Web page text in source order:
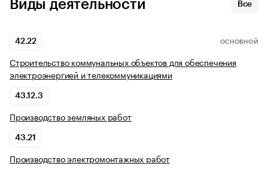
Виды деятельности Все
42.22 ОСНОВНОЙ
Строительство коммунальных объектов для обеспечения
электроэнергией и телекоммуникациями
43.12.3
Производство земляных работ
43.21
Производство электромонтажных работ